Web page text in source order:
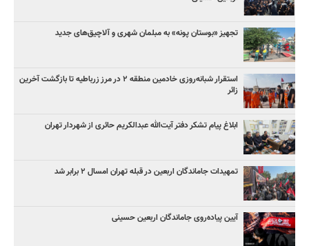
تجهیز «بوستان پونه» به مبلمان شهری و آلاچیق‌های جدید
استقرار شبانه‌روزی خادمین منطقه ۲ در مرز زرباطیه تا بازگشت آخرین
زائر
ابلاغ پیام تشکر دفتر آیت‌الله عبدالکریم حائری از شهردار تهران
تمهیدات جاماندگان اربعین در قبله تهران امسال ۲ برابر شد
آیین پیاده‌روی جاماندگان اربعین حسینی